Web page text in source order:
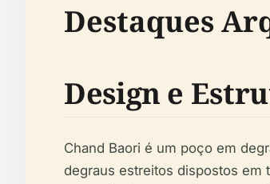
Destaques
Design e
Chand Baori é um poço em
degraus estreitos dispostos em